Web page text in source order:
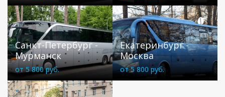
Санкт-Петербург -
Мурманск
от 5 800 руб.
Екатеринбург -
Москва
от 5 800 руб.